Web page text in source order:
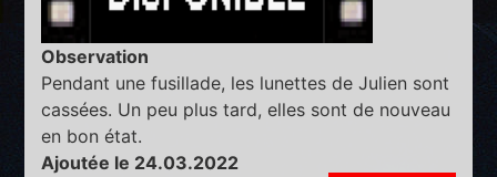
Observation
Pendant une fusillade, les lunettes de Julien sont
cassées. Un peu plus tard, elles sont de nouveau
en bon état.
Ajoutée le 24.03.2022